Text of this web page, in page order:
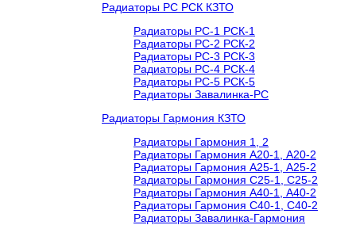
Радиаторы РС РСК КЗТО
Радиаторы РС-1 РСК-1
Радиаторы РС-2 РСК-2
Радиаторы РС-3 РСК-3
Радиаторы РС-4 РСК-4
Радиаторы РС-5 РСК-5
Радиаторы Завалинка-РС
Радиаторы Гармония КЗТО
Радиаторы Гармония 1, 2
Радиаторы Гармония А20-1, А20-2
Радиаторы Гармония А25-1, А25-2
Радиаторы Гармония С25-1, С25-2
Радиаторы Гармония А40-1, А40-2
Радиаторы Гармония С40-1, С40-2
Радиаторы Завалинка-Гармония